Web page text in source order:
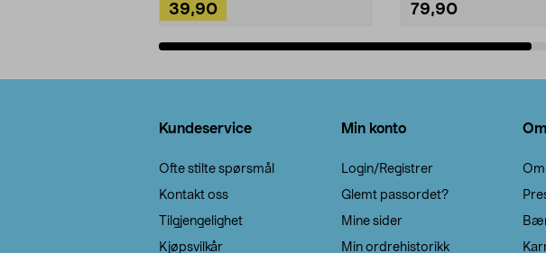
39,90 79,90
Kundeservice
Ofte stilte spørsmål
Kontakt oss
Tilgjengelighet
Kjøpsvilkår
Min konto
Login/Registrer
Glemt passordet?
Mine sider
Min ordrehistorikk
Om